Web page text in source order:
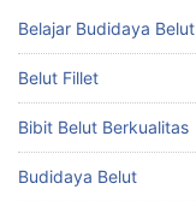
Belajar Budidaya Belut
Belut Fillet
Bibit Belut Berkualitas
Budidaya Belut